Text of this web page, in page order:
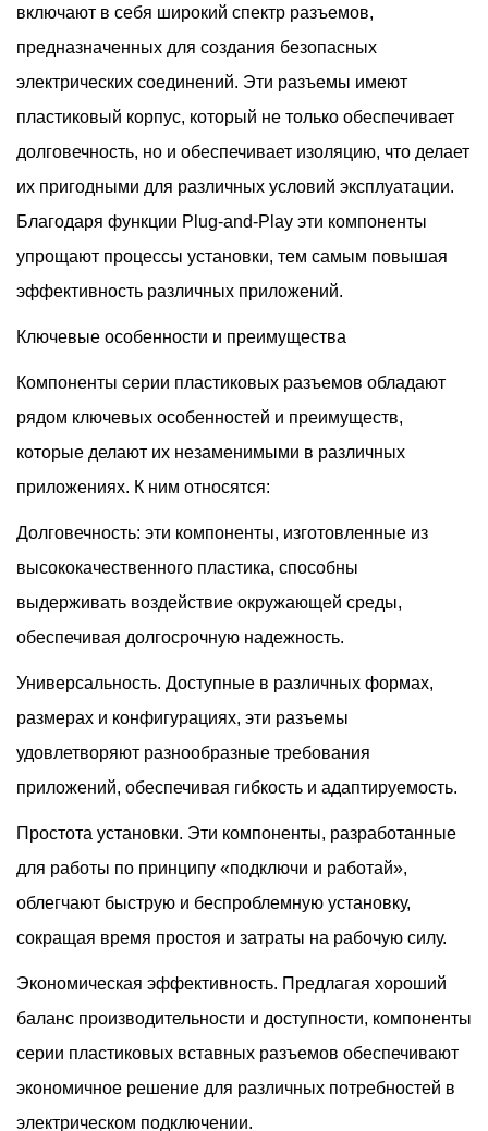
Сфере Электронных Коммуникаций.
включают в себя широкий спектр разъемов,
предназначенных для создания безопасных
электрических соединений. Эти разъемы имеют
пластиковый корпус, который не только обеспечивает
долговечность, но и обеспечивает изоляцию, что делает
их пригодными для различных условий эксплуатации.
Благодаря функции Plug-and-Play эти компоненты
упрощают процессы установки, тем самым повышая
эффективность различных приложений.
Ключевые особенности и преимущества
Компоненты серии пластиковых разъемов обладают
рядом ключевых особенностей и преимуществ,
которые делают их незаменимыми в различных
приложениях. К ним относятся:
Долговечность: эти компоненты, изготовленные из
высококачественного пластика, способны
выдерживать воздействие окружающей среды,
обеспечивая долгосрочную надежность.
Универсальность. Доступные в различных формах,
размерах и конфигурациях, эти разъемы
удовлетворяют разнообразные требования
приложений, обеспечивая гибкость и адаптируемость.
Простота установки. Эти компоненты, разработанные
для работы по принципу «подключи и работай»,
облегчают быструю и беспроблемную установку,
сокращая время простоя и затраты на рабочую силу.
Экономическая эффективность. Предлагая хороший
баланс производительности и доступности, компоненты
серии пластиковых вставных разъемов обеспечивают
экономичное решение для различных потребностей в
электрическом подключении.